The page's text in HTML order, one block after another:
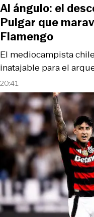
20:41
El mediocampista
inatajable para el
Al ángulo: el
Pulgar que
Flamengo